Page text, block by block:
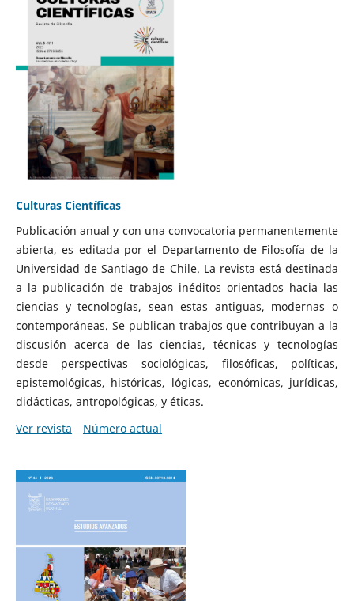
Culturas Científicas
Publicación anual y con una convocatoria permanentemente
abierta, es editada por el Departamento de Filosofía de la
Universidad de Santiago de Chile. La revista está destinada
a la publicación de trabajos inéditos orientados hacia las
ciencias y tecnologías, sean estas antiguas, modernas o
contemporáneas. Se publican trabajos que contribuyan a la
discusión acerca de las ciencias, técnicas y tecnologías
desde perspectivas sociológicas, filosóficas, políticas,
epistemológicas, históricas, lógicas, económicas, jurídicas,
didácticas, antropológicas, y éticas.
Ver revista
Número actual